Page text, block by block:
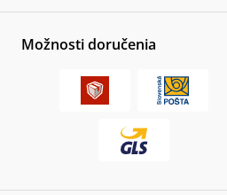
Možnosti doručenia